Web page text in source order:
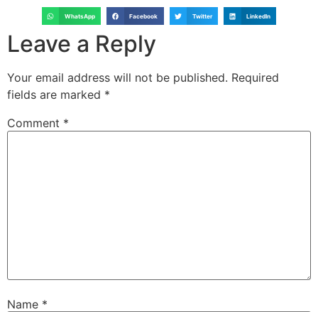
WhatsApp Facebook Twitter LinkedIn
Leave a Reply
Your email address will not be published. Required
fields are marked *
Comment *
Name *